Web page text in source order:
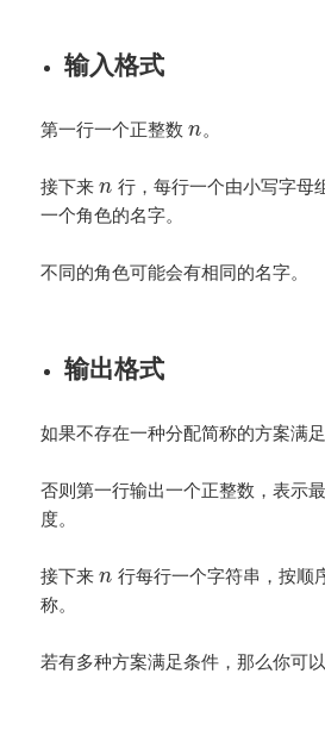
输入格式
第一行一个正整数n。
接下来n 行，每行一个由小写字母
一个角色的名字。
不同的角色可能会有相同的名字。
输出格式
如果不存在一种分配简称的方案满
否则第一行输出一个正整数，表示
度。
接下来n 行每行一个字符串，按顺
称。
若有多种方案满足条件，那么你可